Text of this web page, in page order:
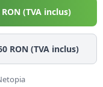
(TVA inclus)
RON (TVA inclus)